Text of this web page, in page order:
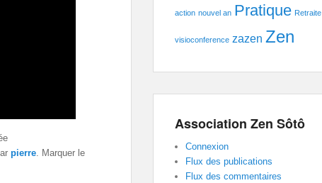
pierre . Marquer le
action nouvel an Pratique Retraite
visioconference zazen Zen
Association Zen Sôtô
Connexion
Flux des publications
Flux des commentaires